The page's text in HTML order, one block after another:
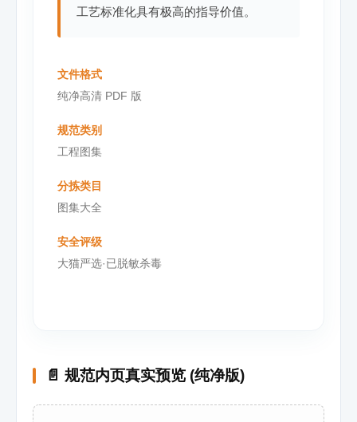
工艺标准化具有极高的指导价值。
文件格式
纯净高清 PDF 版
规范类别
工程图集
分拣类目
图集大全
安全评级
大猫严选·已脱敏杀毒
📄 规范内页真实预览 (纯净版)